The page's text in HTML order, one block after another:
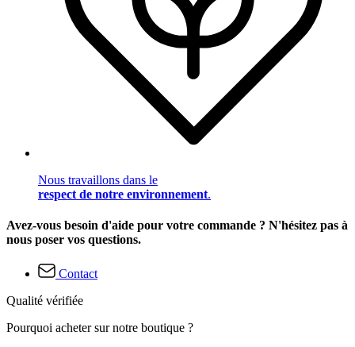
Nous travaillons dans le
respect de notre environnement.
Avez-vous besoin d'aide pour votre commande ? N'hésitez pas à
nous poser vos questions.
Contact
Qualité vérifiée
Pourquoi acheter sur notre boutique ?